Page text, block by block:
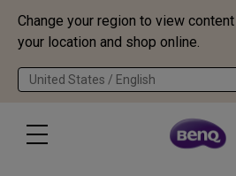
Change your region to view
your location and shop online.
United States / English